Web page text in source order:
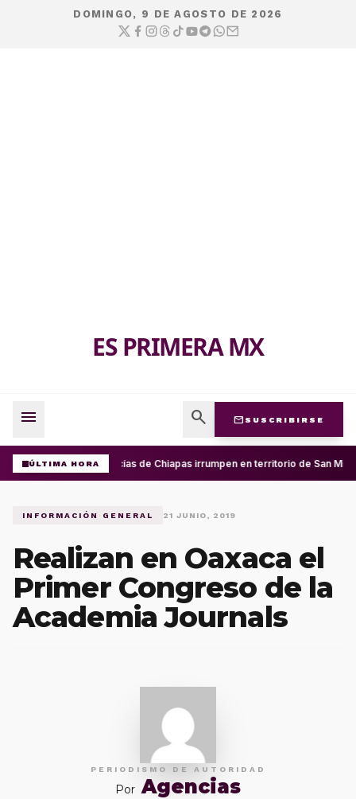
DOMINGO, 9 DE AGOSTO DE 2026
ES PRIMERA MX
menu search mail SUSCRIBIRSE
ÚLTIMA HORAPolicías de Chiapas irrumpen en territorio de San
INFORMACIÓN GENERAL 21 JUNIO, 2019
Realizan en Oaxaca el
Primer Congreso de la
Academia Journals
PERIODISMO DE AUTORIDAD
Por Agencias